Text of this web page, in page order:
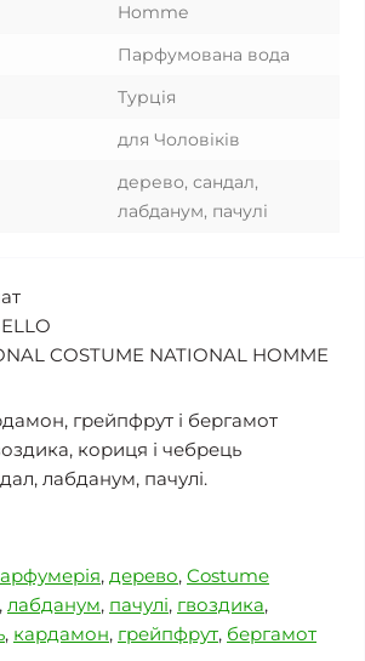
Homme
Парфумована вода
Турція
для Чоловіків
дерево, сандал,
лабданум, пачулі
COSTUME NATIONAL HOMME
грейпфрут і бергамот
кориця і чебрець
лабданум, пачулі.
, дерево, Costume
, лабданум, пачулі, гвоздика,
, кардамон, грейпфрут, бергамот